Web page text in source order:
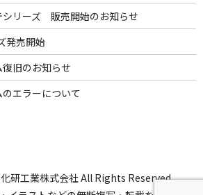
シリーズ 販売開始のお知らせ
発売開始
旧のお知らせ
エラーについて
研工業株式会社 All Rights Reserved.